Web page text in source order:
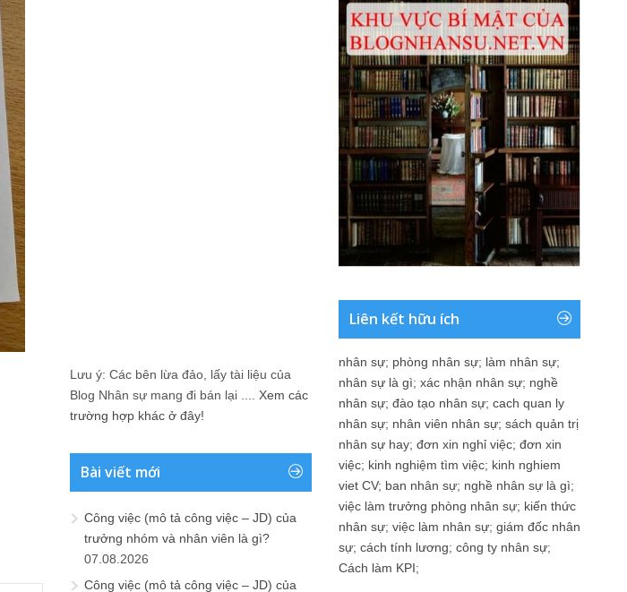
Lưu ý: Các bên lừa đảo, lấy tài liệu của
Blog Nhân sự mang đi bán lại .... Xem các
trường hợp khác ở đây!
Bài viết mới
Công việc (mô tả công việc – JD) của
trưởng nhóm và nhân viên là gì?
07.08.2026
Công việc (mô tả công việc – JD) của
Liên kết hữu ích
nhân sự; phòng nhân sự; làm nhân sự;
nhân sự là gì; xác nhận nhân sự; nghề
nhân sự; đào tạo nhân sự; cach quan ly
nhân sự; nhân viên nhân sự; sách quản trị
nhân sự hay; đơn xin nghỉ việc; đơn xin
việc; kinh nghiệm tìm việc; kinh nghiem
viet CV; ban nhân sự; nghề nhân sự là gì;
việc làm trưởng phòng nhân sự; kiến thức
nhân sự; việc làm nhân sự; giám đốc nhân
sự; cách tính lương; công ty nhân sự;
Cách làm KPI;